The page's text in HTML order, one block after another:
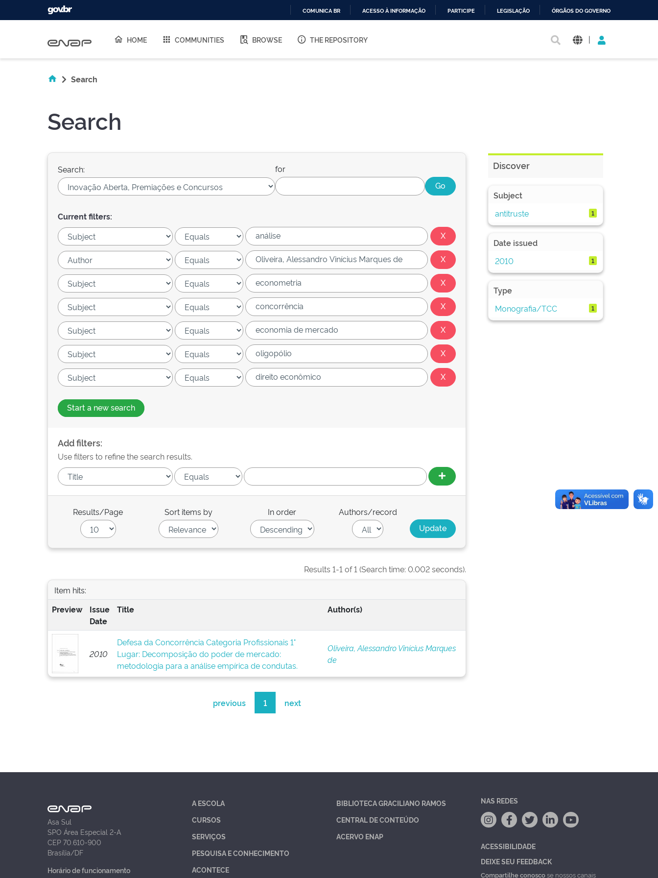
O
COMUNICA BR ACESSO À INFORMAÇÃO PARTICIPE LEGISLAÇÃO ÓRGÃOS DO GOVERNO
HOME COMMUNITIES BROWSE THE REPOSITORY |
Search
Search
Search: for
Current filters:
Start a new search
Add filters:
Use filters to refine the search results.
Results/Page Sort items by In order Authors/record
Results 1-1 of 1 (Search time: 0.002 seconds).
Item hits:
Preview
Issue
Date
Title Author(s)
2010
Defesa da Concorrência Categoria Profissionais 1°
Lugar: Decomposição do poder de mercado:
metodologia para a análise empírica de condutas.
Oliveira, Alessandro Vinícius Marques
de
previous 1 next
Discover
Subject
antitruste
1
Date issued
2010
1
Type
Monografia/TCC
1
Asa Sul
SPO Área Especial 2-A
CEP 70.610-900
Brasília/DF
Horário de funcionamento
A ESCOLA
CURSOS
SERVIÇOS
PESQUISA E CONHECIMENTO
ACONTECE
BIBLIOTECA GRACILIANO RAMOS
CENTRAL DE CONTEÚDO
ACERVO ENAP
NAS REDES
ACESSIBILIDADE
DEIXE SEU FEEDBACK
Compartilhe conoscose nossos canais